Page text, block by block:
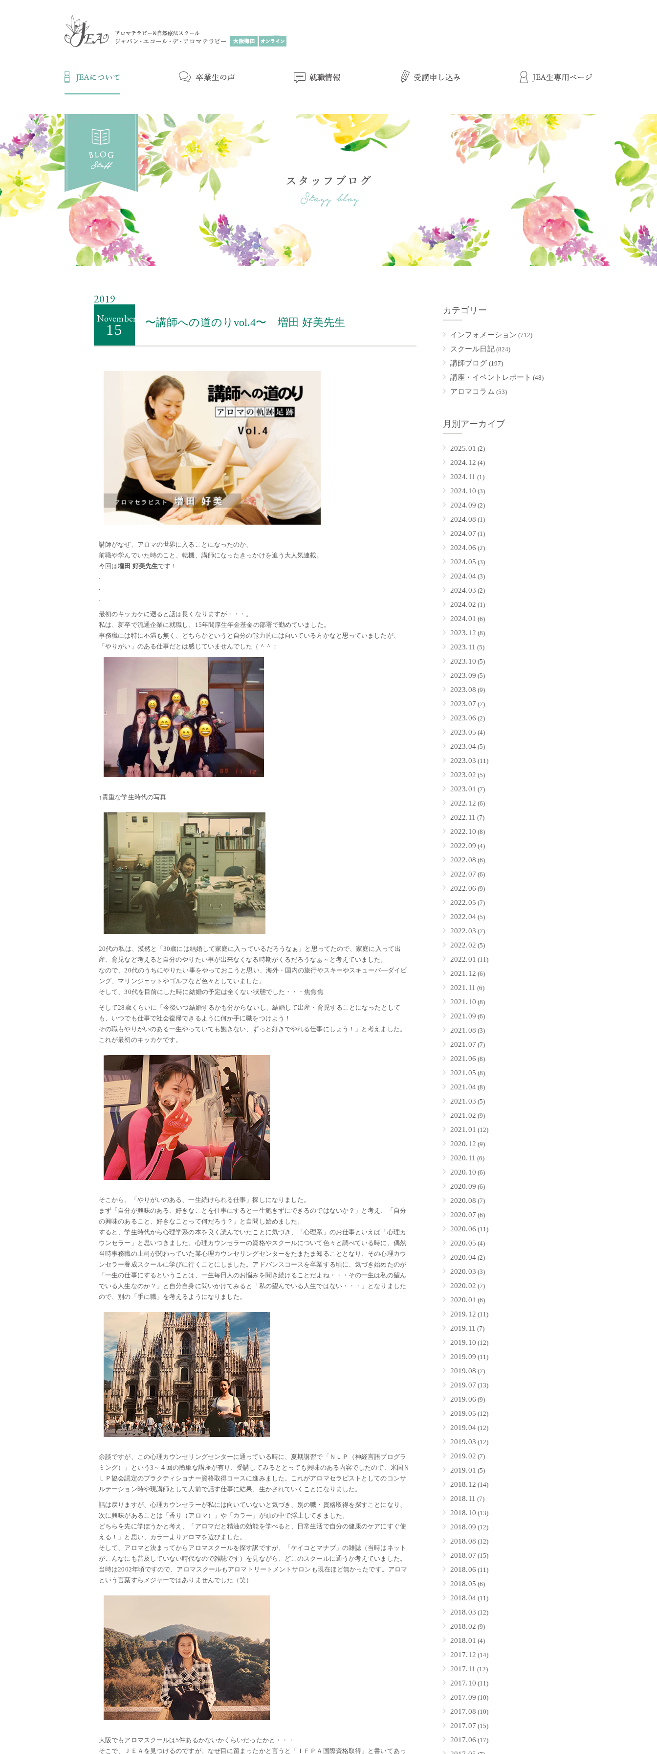
2019
November
15 〜講師への道のりvol.4〜 増田 好美先生
講師がなぜ、アロマの世界に入ることになったのか、
前職や学んでいた時のこと、転機、講師になったきっかけを追う大人気連載。
今回は増田 好美先生です！
最初のキッカケに遡ると話は長くなりますが・・・。
私は、新卒で流通企業に就職し、15年間厚生年金基金の部署で勤めていました。
事務職には特に不満も無く、どちらかというと自分の能力的には向いている方かなと思っていましたが、
「やりがい」のある仕事だとは感じていませんでした（＾＾；
↑貴重な学生時代の写真
20代の私は、漠然と「30歳には結婚して家庭に入っているだろうなぁ」と思ってたので、家庭に入って出
産、育児など考えると自分のやりたい事が出来なくなる時期がくるだろうなぁ～と考えていました。
なので、20代のうちにやりたい事をやっておこうと思い、海外・国内の旅行やスキーやスキューバ―ダイビ
ング、マリンジェットやゴルフなど色々としていました。
そして、30代を目前にした時に結婚の予定は全くない状態でした・・・焦焦焦
そして28歳くらいに「今後いつ結婚するかも分からないし、結婚して出産・育児することになったとして
も、いつでも仕事で社会復帰できるように何か手に職をつけよう！
その職もやりがいのある一生やっていても飽きない、ずっと好きでやれる仕事にしょう！」と考えました。
これが最初のキッカケです。
そこから、「やりがいのある、一生続けられる仕事」探しになりました。
まず「自分が興味のある、好きなことを仕事にすると一生飽きずにできるのではないか？」と考え、「自分
の興味のあること、好きなことって何だろう？」と自問し始めました。
すると、学生時代から心理学系の本を良く読んでいたことに気づき、「心理系」のお仕事といえば「心理カ
ウンセラー」と思いつきました。心理カウンセラーの資格やスクールについて色々と調べている時に、偶然
当時事務職の上司が関わっていた某心理カウンセリングセンターをたまたま知ることとなり、その心理カウ
ンセラー養成スクールに学びに行くことにしました。アドバンスコースを卒業する頃に、気づき始めたのが
「一生の仕事にするということは、一生毎日人のお悩みを聞き続けることだよね・・・その一生は私の望ん
でいる人生なのか？」と自分自身に問いかけてみると「私の望んでいる人生ではない・・・」となりました
ので、別の「手に職」を考えるようになりました。
余談ですが、この心理カウンセリングセンターに通っている時に、夏期講習で「ＮＬＰ（神経言語プログラ
ミング）」という3～４回の簡単な講座が有り、受講してみるととっても興味のある内容でしたので、米国Ｎ
ＬＰ協会認定のプラクティショナー資格取得コースに進みました。これがアロマセラピストとしてのコンサ
ルテーション時や現講師として人前で話す仕事に結果、生かされていくことになりました。
話は戻りますが、心理カウンセラーが私には向いていないと気づき、別の職・資格取得を探すことになり、
次に興味があることは「香り（アロマ）」や「カラー」が頭の中で浮上してきました。
どちらを先に学ぼうかと考え、「アロマだと精油の効能を学べると、日常生活で自分の健康のケアにすぐ使
える！」と思い、カラーよりアロマを選びました。
そして、アロマと決まってからアロマスクールを探す訳ですが、「ケイコとマナブ」の雑誌（当時はネット
がこんなにも普及していない時代なので雑誌です）を見ながら、どこのスクールに通うか考えていました。
当時は2002年頃ですので、アロマスクールもアロマトリートメントサロンも現在ほど無かったです。アロマ
という言葉すらメジャーではありませんでした（笑）
大阪でもアロマスクールは5件あるかないかくらいだったかと・・・
そこで、ＪＥＡを見つけるのですが、なぜ目に留まったかと言うと「ＩＦＰＡ国際資格取得」と書いてあっ
カテゴリー
インフォメーション (712)
スクール日記(824)
講師ブログ (197)
講座・イベントレポート (48)
アロマコラム (53)
月別アーカイブ
2025.01 (2)
2024.12 (4)
2024.11 (1)
2024.10 (3)
2024.09 (2)
2024.08 (1)
2024.07 (1)
2024.06 (2)
2024.05 (3)
2024.04(3)
2024.03 (2)
2024.02 (1)
2024.01 (6)
2023.12 (8)
2023.11 (5)
2023.10 (5)
2023.09 (5)
2023.08 (9)
2023.07 (7)
2023.06 (2)
2023.05 (4)
2023.04(5)
2023.03 (11)
2023.02 (5)
2023.01 (7)
2022.12 (6)
2022.11 (7)
2022.10 (8)
2022.09 (4)
2022.08 (6)
2022.07 (6)
2022.06 (9)
2022.05 (7)
2022.04(5)
2022.03 (7)
2022.02 (5)
2022.01 (11)
2021.12 (6)
2021.11 (6)
2021.10 (8)
2021.09 (6)
2021.08 (3)
2021.07 (7)
2021.06 (8)
2021.05 (8)
2021.04(8)
2021.03 (5)
2021.02 (9)
2021.01 (12)
2020.12 (9)
2020.11 (6)
2020.10 (6)
2020.09 (6)
2020.08 (7)
2020.07 (6)
2020.06 (11)
2020.05 (4)
2020.04(2)
2020.03 (3)
2020.02 (7)
2020.01 (6)
2019.12 (11)
2019.11 (7)
2019.10 (12)
2019.09 (11)
2019.08 (7)
2019.07 (13)
2019.06 (9)
2019.05 (12)
2019.04(12)
2019.03 (12)
2019.02 (7)
2019.01 (5)
2018.12 (14)
2018.11 (7)
2018.10 (13)
2018.09 (12)
2018.08 (12)
2018.07 (15)
2018.06 (11)
2018.05 (6)
2018.04(11)
2018.03 (12)
2018.02 (9)
2018.01 (4)
2017.12 (14)
2017.11 (12)
2017.10 (11)
2017.09 (10)
2017.08 (10)
2017.07 (15)
2017.06 (17)